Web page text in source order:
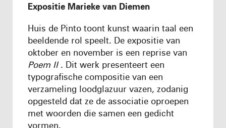
Expositie Marieke van Diemen
Huis de Pinto toont kunst waarin taal een
beeldende rol speelt. De expositie van
oktober en november is een reprise van
Poem II. Dit werk presenteert een
typografische compositie van een
verzameling loodglazuur vazen, zodanig
opgesteld dat ze de associatie oproepen
met woorden die samen een gedicht
vormen.